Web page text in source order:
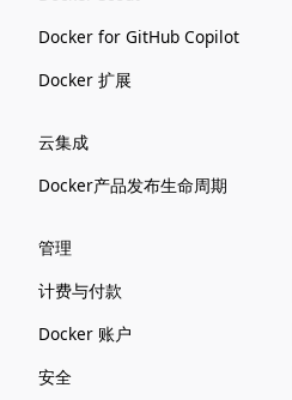
Docker for GitHub Copilot
Docker 扩展
云集成
Docker产品发布生命周期
管理
计费与付款
Docker 账户
安全